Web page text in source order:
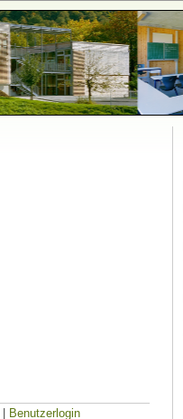
Benutzerlogin